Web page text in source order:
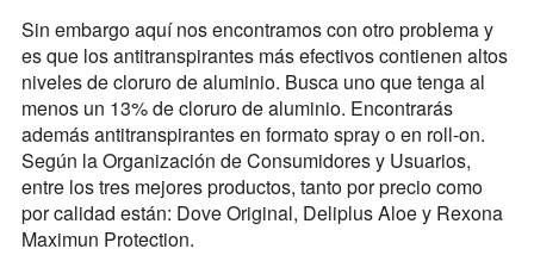
Sin embargo aquí nos encontramos con otro problema y
es que los antitranspirantes más efectivos contienen altos
niveles de cloruro de aluminio. Busca uno que tenga al
menos un 13% de cloruro de aluminio. Encontrarás
además antitranspirantes en formato spray o en roll-on.
Según la Organización de Consumidores y Usuarios,
entre los tres mejores productos, tanto por precio como
por calidad están: Dove Original, Deliplus Aloe y Rexona
Maximun Protection.